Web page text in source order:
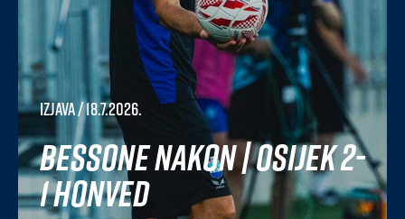
Izjava/ 18.7.2026.
Bessone nakon | Osijek 2-
1 Honved